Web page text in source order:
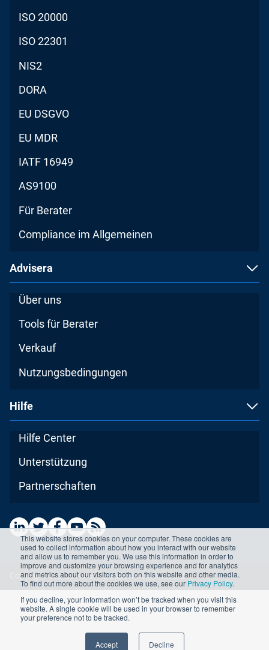
This website stores cookies on your computer. These cookies are
used to collect information about how you interact with our website
and allow us to remember you. We use this information in order to
improve and customize your browsing experience and for analytics
and metrics about our visitors both on this website and other media.
To find out more about the cookies we use, see our Privacy Policy.
If you decline, your information won’t be tracked when you visit this
website. A single cookie will be used in your browser to remember
your preference not to be tracked.
Accept Decline
ISO 20000
ISO 22301
NIS2
DORA
EU DSGVO
EU MDR
IATF 16949
AS9100
Für Berater
Compliance im Allgemeinen
Advisera
Über uns
Tools für Berater
Verkauf
Nutzungsbedingungen
Hilfe
Hilfe Center
Unterstützung
Partnerschaften
Copyright ©2026 Advisera Expert Solutions Ltd